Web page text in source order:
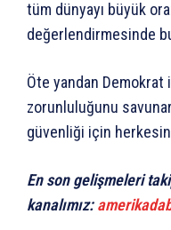
tüm dünyayı büyük
değerlendirmesinde
Öte yandan Demokrat
zorunluluğunu
güvenliği için
En son gelişmeleri
kanalımız: